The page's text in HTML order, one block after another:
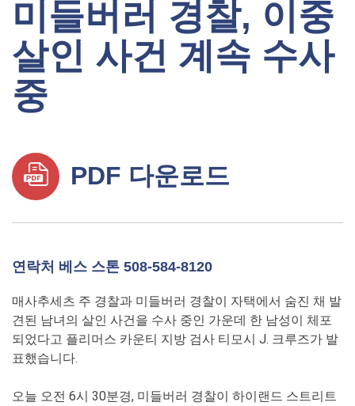
미들버러 경찰, 이중
살인 사건 계속 수사
중
PDF 다운로드
연락처 베스 스톤 508-584-8120
매사추세츠 주 경찰과 미들버러 경찰이 자택에서 숨진 채 발
견된 남녀의 살인 사건을 수사 중인 가운데 한 남성이 체포
되었다고 플리머스 카운티 지방 검사 티모시 J. 크루즈가 발
표했습니다.
오늘 오전 6시 30분경, 미들버러 경찰이 하이랜드 스트리트